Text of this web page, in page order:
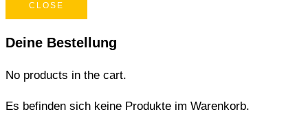
CLOSE
Deine Bestellung
No products in the cart.
Es befinden sich keine Produkte im Warenkorb.